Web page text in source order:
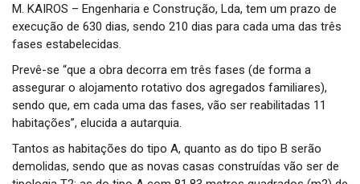
M. KAIROS – Engenharia e Construção, Lda, tem um prazo de
execução de 630 dias, sendo 210 dias para cada uma das três
fases estabelecidas.
Prevê-se “que a obra decorra em três fases (de forma a
assegurar o alojamento rotativo dos agregados familiares),
sendo que, em cada uma das fases, vão ser reabilitadas 11
habitações”, elucida a autarquia.
Tantos as habitações do tipo A, quanto as do tipo B serão
demolidas, sendo que as novas casas construídas vão ser de